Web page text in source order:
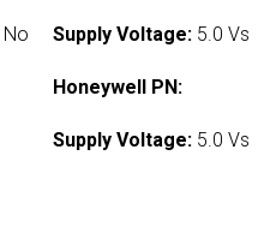
No Supply Voltage: 5.0 Vs
Honeywell PN:
Supply Voltage: 5.0 Vs